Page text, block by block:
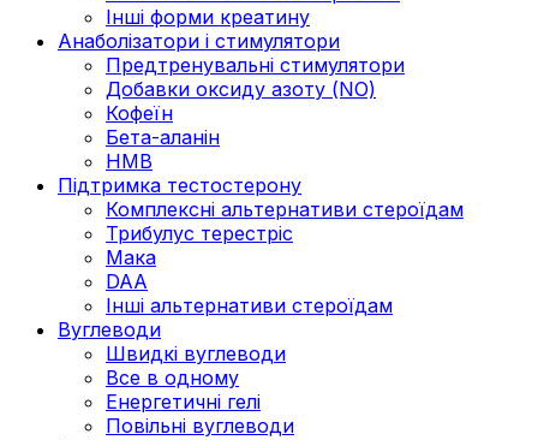
Інші форми креатину
Анаболізатори і стимулятори
Предтренувальні стимулятори
Добавки оксиду азоту (NO)
Кофеїн
Бета-аланін
HMB
Підтримка тестостерону
Комплексні альтернативи стероїдам
Трибулус терестріс
Мака
DAA
Інші альтернативи стероїдам
Вуглеводи
Швидкі вуглеводи
Все в одному
Енергетичні гелі
Повільні вуглеводи